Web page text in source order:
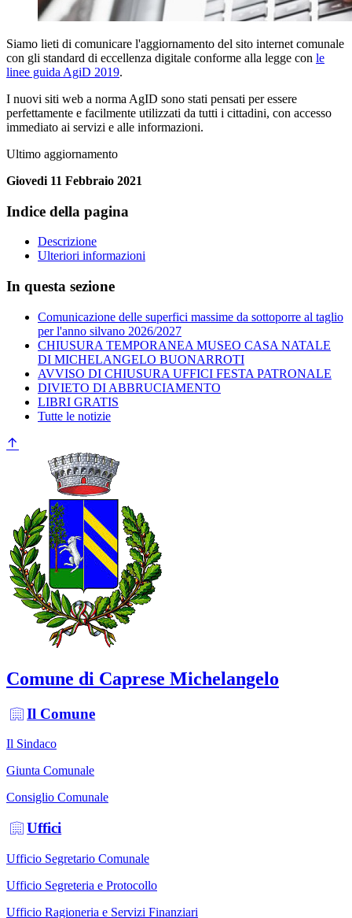
Siamo lieti di comunicare l'aggiornamento del sito internet comunale
con gli standard di eccellenza digitale conforme alla legge con le
linee guida AgiD 2019.
I nuovi siti web a norma AgID sono stati pensati per essere
perfettamente e facilmente utilizzati da tutti i cittadini, con accesso
immediato ai servizi e alle informazioni.
Ultimo aggiornamento
Giovedi 11 Febbraio 2021
Indice della pagina
Descrizione
Ulteriori informazioni
In questa sezione
Comunicazione delle superfici massime da sottoporre al taglio
per l'anno silvano 2026/2027
CHIUSURA TEMPORANEA MUSEO CASA NATALE
DI MICHELANGELO BUONARROTI
AVVISO DI CHIUSURA UFFICI FESTA PATRONALE
DIVIETO DI ABBRUCIAMENTO
LIBRI GRATIS
Tutte le notizie
Comune di Caprese Michelangelo
Il Comune
Il Sindaco
Giunta Comunale
Consiglio Comunale
Uffici
Ufficio Segretario Comunale
Ufficio Segreteria e Protocollo
Ufficio Ragioneria e Servizi Finanziari